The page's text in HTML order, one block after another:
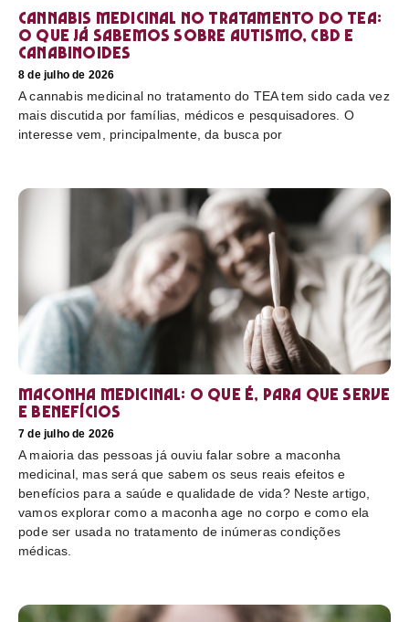
Cannabis medicinal no tratamento do TEA:
o que já sabemos sobre autismo, CBD e
canabinoides
8 de julho de 2026
A cannabis medicinal no tratamento do TEA tem sido cada vez
mais discutida por famílias, médicos e pesquisadores. O
interesse vem, principalmente, da busca por
Maconha medicinal: O que é, para que serve
e benefícios
7 de julho de 2026
A maioria das pessoas já ouviu falar sobre a maconha
medicinal, mas será que sabem os seus reais efeitos e
benefícios para a saúde e qualidade de vida? Neste artigo,
vamos explorar como a maconha age no corpo e como ela
pode ser usada no tratamento de inúmeras condições
médicas.